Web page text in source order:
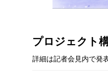
プロジェクト
詳細は記者会見内で発